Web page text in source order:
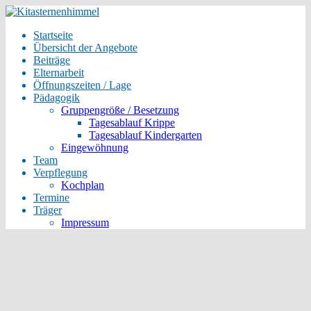
Startseite
Übersicht der Angebote
Beiträge
Elternarbeit
Öffnungszeiten / Lage
Pädagogik
Gruppengröße / Besetzung
Tagesablauf Krippe
Tagesablauf Kindergarten
Eingewöhnung
Team
Verpflegung
Kochplan
Termine
Träger
Impressum